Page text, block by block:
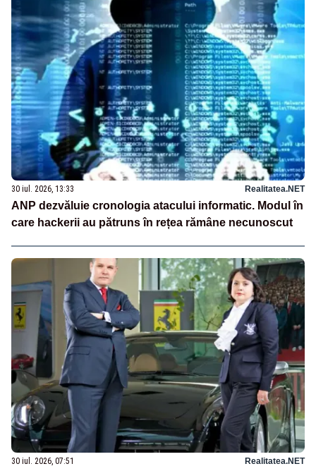
30 iul. 2026, 13:33 Realitatea.NET
ANP dezvăluie cronologia atacului informatic. Modul în
care hackerii au pătruns în rețea rămâne necunoscut
30 iul. 2026, 07:51 Realitatea.NET